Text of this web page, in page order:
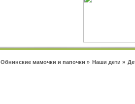
Обнинские мамочки и папочки » Наши дети »